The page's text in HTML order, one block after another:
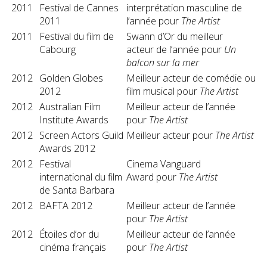
2011
Festival de Cannes
2011
interprétation masculine de
l’année pour The Artist
2011
Festival du film de
Cabourg
Swann d’Or du meilleur
acteur de l’année pour Un
balcon sur la mer
2012 Golden Globes
2012
Meilleur acteur de comédie ou
film musical pour The Artist
2012 Australian Film
Institute Awards
Meilleur acteur de l’année
pour The Artist
2012 Screen Actors Guild
Awards 2012
Meilleur acteur pour The Artist
2012
Festival
international du film
de Santa Barbara
Cinema Vanguard
Award pour The Artist
2012 BAFTA 2012
Meilleur acteur de l’année
pour The Artist
2012
Étoiles d’or du
cinéma français
Meilleur acteur de l’année
pour The Artist